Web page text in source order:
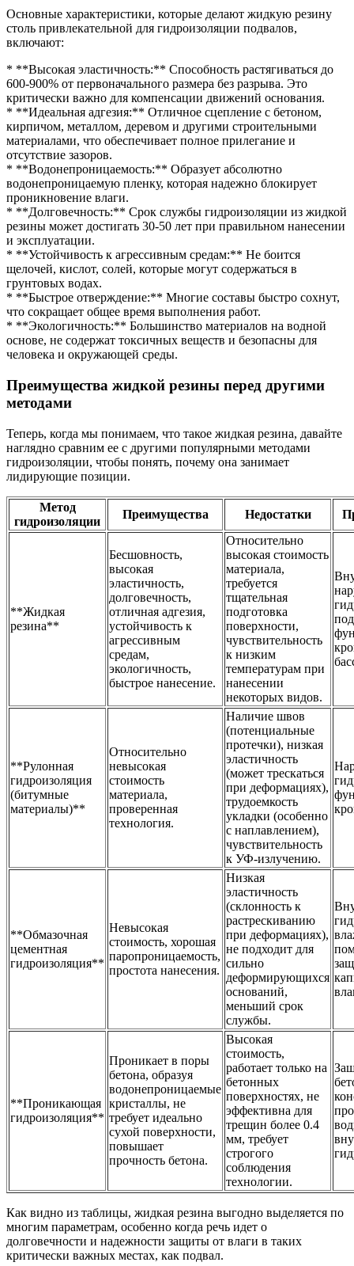
Основные характеристики, которые делают жидкую резину
столь привлекательной для гидроизоляции подвалов,
включают:
* **Высокая эластичность:** Способность растягиваться до
600-900% от первоначального размера без разрыва. Это
критически важно для компенсации движений основания.
* **Идеальная адгезия:** Отличное сцепление с бетоном,
кирпичом, металлом, деревом и другими строительными
материалами, что обеспечивает полное прилегание и
отсутствие зазоров.
* **Водонепроницаемость:** Образует абсолютно
водонепроницаемую пленку, которая надежно блокирует
проникновение влаги.
* **Долговечность:** Срок службы гидроизоляции из жидкой
резины может достигать 30-50 лет при правильном нанесении
и эксплуатации.
* **Устойчивость к агрессивным средам:** Не боится
щелочей, кислот, солей, которые могут содержаться в
грунтовых водах.
* **Быстрое отверждение:** Многие составы быстро сохнут,
что сокращает общее время выполнения работ.
* **Экологичность:** Большинство материалов на водной
основе, не содержат токсичных веществ и безопасны для
человека и окружающей среды.
Преимущества жидкой резины перед другими
методами
Теперь, когда мы понимаем, что такое жидкая резина, давайте
наглядно сравним ее с другими популярными методами
гидроизоляции, чтобы понять, почему она занимает
лидирующие позиции.
Метод
гидроизоляции
Преимущества Недостатки
**Жидкая
резина**
Бесшовность,
высокая
эластичность,
долговечность,
отличная адгезия,
устойчивость к
агрессивным
средам,
экологичность,
быстрое нанесение.
Относительно
высокая стоимость
материала,
требуется
тщательная
подготовка
поверхности,
чувствительность
к низким
температурам при
нанесении
некоторых видов.
**Рулонная
гидроизоляция
(битумные
материалы)**
Относительно
невысокая
стоимость
материала,
проверенная
технология.
Наличие швов
(потенциальные
протечки), низкая
эластичность
(может трескаться
при деформациях),
трудоемкость
укладки (особенно
с наплавлением),
чувствительность
к УФ-излучению.
**Обмазочная
цементная
гидроизоляция**
Невысокая
стоимость, хорошая
паропроницаемость,
простота нанесения.
Низкая
эластичность
(склонность к
растрескиванию
при деформациях),
не подходит для
сильно
деформирующихся
оснований,
меньший срок
службы.
**Проникающая
гидроизоляция**
Проникает в поры
бетона, образуя
водонепроницаемые
кристаллы, не
требует идеально
сухой поверхности,
повышает
прочность бетона.
Высокая
стоимость,
работает только на
бетонных
поверхностях, не
эффективна для
трещин более 0.4
мм, требует
строгого
соблюдения
технологии.
Как видно из таблицы, жидкая резина выгодно выделяется по
многим параметрам, особенно когда речь идет о
долговечности и надежности защиты от влаги в таких
критически важных местах, как подвал.